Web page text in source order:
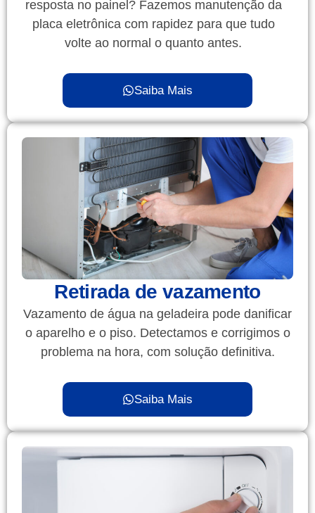
resposta no painel? Fazemos manutenção da
placa eletrônica com rapidez para que tudo
volte ao normal o quanto antes.
Saiba Mais
Retirada de vazamento
Vazamento de água na geladeira pode danificar
o aparelho e o piso. Detectamos e corrigimos o
problema na hora, com solução definitiva.
Saiba Mais